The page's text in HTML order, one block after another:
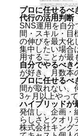
プロに任せるべ
代行の活用判断
SNS運用を自分
間・スキル・目
の伸びを最大化
集中したい場合
用することが最
自分でやるべき
が好き、月数本
プロに任せるべ
間が取れない、
3ヶ月以上やっ
ハイブリッドが
発信し、企画・
らしさとクオリ
株式会社キング
まとめ：キャバ
版・指名を増や